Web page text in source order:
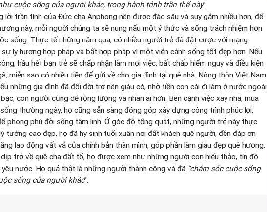
cuộc sống của người khác, trong hành trình trần thế này”.
lời trần tình của Đức cha Anphong nên được đào sâu và suy gẫm nhiều hơn, để
này, mỗi người chúng ta sẽ nung nấu một ý thức và sống trách nhiệm hơn
sống. Thực tế những năm qua, có nhiều người trẻ đã đặt cược với mạng
ly hương hợp pháp và bất hợp pháp vì một viễn cảnh sống tốt đẹp hơn. Nếu
hầu hết bạn trẻ sẽ chấp nhận làm mọi việc, bất chấp hiểm nguy và điều kiện
miễn sao có nhiều tiền để gửi về cho gia đình tại quê nhà. Nông thôn Việt Nam
những gia đình đã đổi đời trở nên giàu có, nhờ tiền con cái đi làm ở nước ngoài
con người cũng dễ rộng lượng và nhân ái hơn. Bên cạnh việc xây nhà, mua
thường ngày, họ cũng sẵn sàng đóng góp xây dựng công trình phúc lợi,
phong phú đời sống tâm linh. Ở góc độ tổng quát, những người trẻ này thực
tưởng cao đẹp, họ đã hy sinh tuổi xuân nơi đất khách quê người, đền đáp ơn
lao động vất vả của chính bản thân mình, góp phần làm giàu đẹp quê hương.
dịp trở về quê cha đất tổ, họ được xem như những người con hiếu thảo, tín đồ
nước. Họ quả thật là những người thành công và đã “chăm sóc cuộc sống
sống của người khác”.